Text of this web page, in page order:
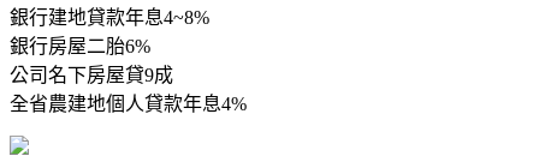
銀行建地貸款年息4~8%
銀行房屋二胎6%
公司名下房屋貸9成
全省農建地個人貸款年息4%